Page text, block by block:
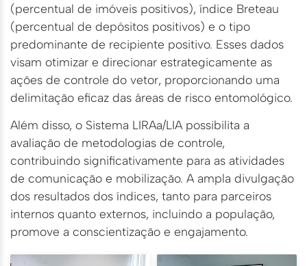
(percentual de imóveis positivos), índice Breteau
(percentual de depósitos positivos) e o tipo
predominante de recipiente positivo. Esses dados
visam otimizar e direcionar estrategicamente as
ações de controle do vetor, proporcionando uma
delimitação eficaz das áreas de risco entomológico.
Além disso, o Sistema LIRAa/LIA possibilita a
avaliação de metodologias de controle,
contribuindo significativamente para as atividades
de comunicação e mobilização. A ampla divulgação
dos resultados dos índices, tanto para parceiros
internos quanto externos, incluindo a população,
promove a conscientização e engajamento.